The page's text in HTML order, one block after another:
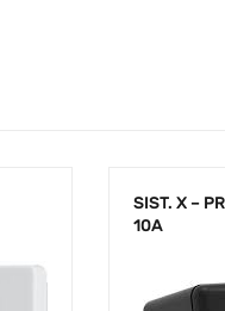
SIST. X –
10A